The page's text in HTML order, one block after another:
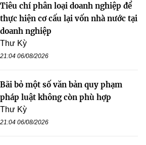
Tiêu chí phân loại doanh nghiệp để
thực hiện cơ cấu lại vốn nhà nước tại
doanh nghiệp
Thư Kỳ
21:04 06/08/2026
Bãi bỏ một số văn bản quy phạm
pháp luật không còn phù hợp
Thư Kỳ
21:04 06/08/2026